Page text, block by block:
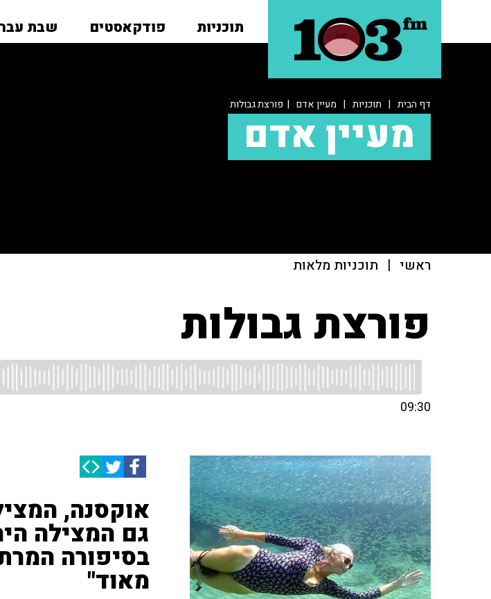
תוכניות פודקאסטים שבת
דף הבית | תוכניות | מעיין אדם | פורצת גבולות
מעיין אדם
ראשי | תוכניות מלאות
פורצת גבולות
09:30
אוקסנה,
גם המצילה
בסיפורה
מאוד"